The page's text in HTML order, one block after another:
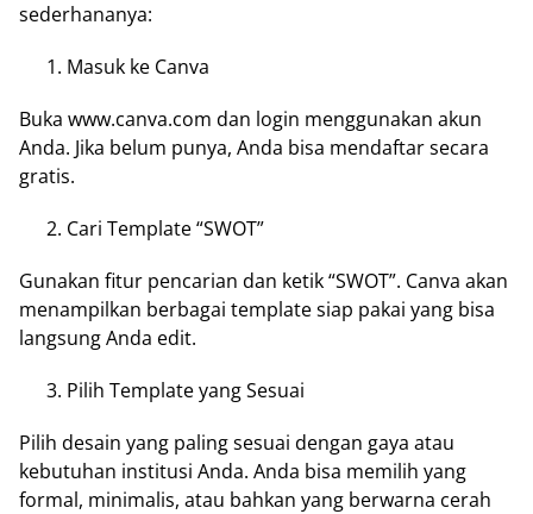
sederhananya:
Masuk ke Canva
Buka www.canva.com dan login menggunakan akun
Anda. Jika belum punya, Anda bisa mendaftar secara
gratis.
Cari Template “SWOT”
Gunakan fitur pencarian dan ketik “SWOT”. Canva akan
menampilkan berbagai template siap pakai yang bisa
langsung Anda edit.
Pilih Template yang Sesuai
Pilih desain yang paling sesuai dengan gaya atau
kebutuhan institusi Anda. Anda bisa memilih yang
formal, minimalis, atau bahkan yang berwarna cerah